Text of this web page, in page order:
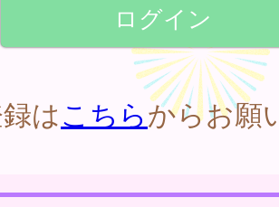
はこちらからお願